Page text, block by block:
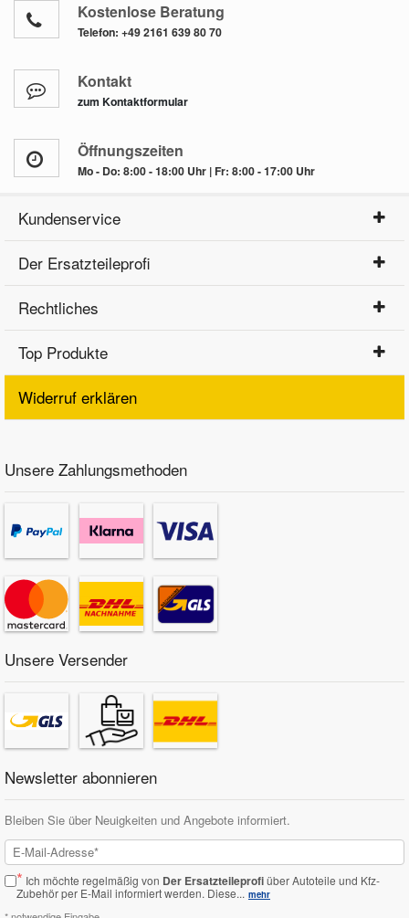
Kostenlose Beratung
Telefon: +49 2161 639 80 70
Kontakt
zum Kontaktformular
Öffnungszeiten
Mo - Do: 8:00 - 18:00 Uhr | Fr: 8:00 - 17:00 Uhr
Kundenservice
Der Ersatzteileprofi
Rechtliches
Top Produkte
Widerruf erklären
Unsere Zahlungsmethoden
Unsere Versender
Newsletter abonnieren
Bleiben Sie über Neuigkeiten und Angebote informiert.
* Ich möchte regelmäßig von Der Ersatzteileprofiüber Autoteile und Kfz-
Zubehör per E-Mail informiert werden. Diese... mehr